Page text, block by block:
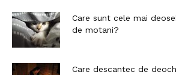
Care sunt cele mai
de motani?
Care descantec de